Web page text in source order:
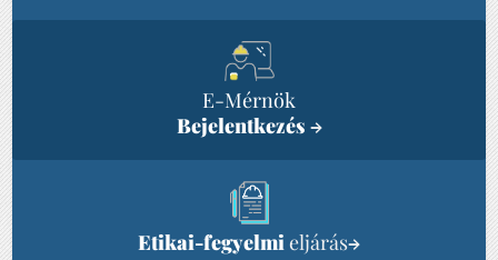
E-Mérnök
Bejelentkezés →
Etikai-fegyelmi eljárás→